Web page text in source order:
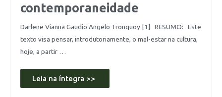
contemporaneidade
Darlene Vianna Gaudio Angelo Tronquoy [1] RESUMO: Este
texto visa pensar, introdutoriamente, o mal-estar na cultura,
hoje, a partir …
Leia na íntegra >>